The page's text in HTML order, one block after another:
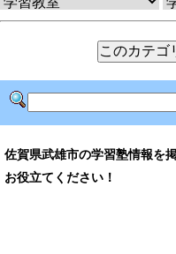
佐賀県武雄市の学習塾情報を
お役立てください！